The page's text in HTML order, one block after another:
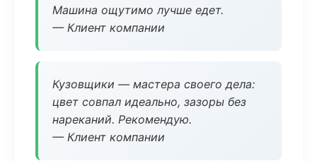
Машина ощутимо лучше едет.
— Клиент компании
Кузовщики — мастера своего дела:
цвет совпал идеально, зазоры без
нареканий. Рекомендую.
— Клиент компании